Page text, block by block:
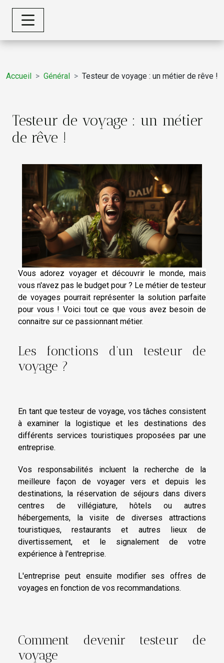
Accueil Général Testeur de voyage : un métier de rêve !
Testeur de voyage : un métier
de rêve !
Vous adorez voyager et découvrir le monde, mais
vous n'avez pas le budget pour ? Le métier de testeur
de voyages pourrait représenter la solution parfaite
pour vous ! Voici tout ce que vous avez besoin de
connaitre sur ce passionnant métier.
Les fonctions d’un testeur de
voyage ?
En tant que testeur de voyage, vos tâches consistent
à examiner la logistique et les destinations des
différents services touristiques proposées par une
entreprise.
Vos responsabilités incluent la recherche de la
meilleure façon de voyager vers et depuis les
destinations, la réservation de séjours dans divers
centres de villégiature, hôtels ou autres
hébergements, la visite de diverses attractions
touristiques, restaurants et autres lieux de
divertissement, et le signalement de votre
expérience à l'entreprise.
L'entreprise peut ensuite modifier ses offres de
voyages en fonction de vos recommandations.
Comment devenir testeur de
voyage